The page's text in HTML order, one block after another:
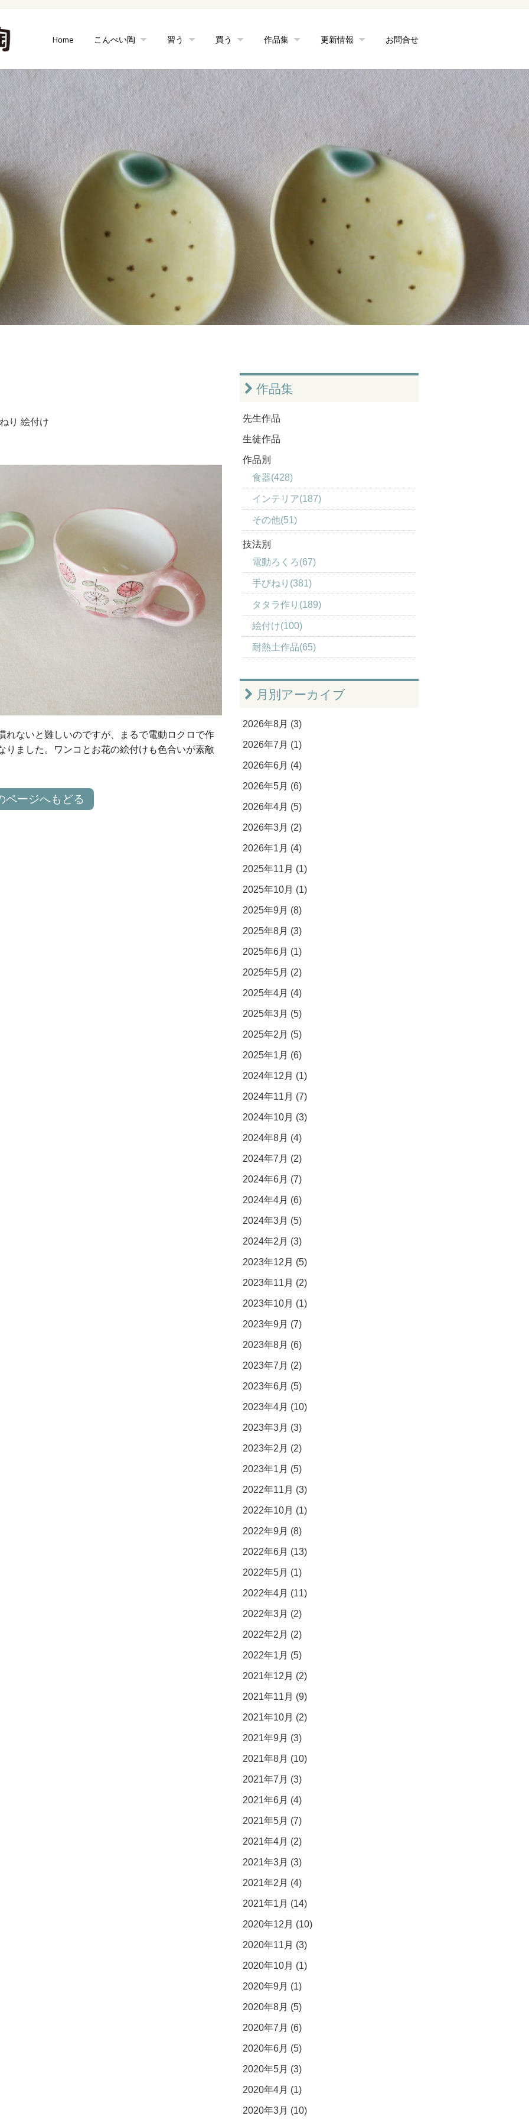
Home こんぺい陶 習う 買う 作品集 更新情報 お問合せ
り 絵付け
れないと難しいのですが、まるで電動ロクロで作
りました。ワンコとお花の絵付けも色合いが素敵
ページへもどる
作品集
先生作品
生徒作品
作品別
食器(428)
インテリア(187)
その他(51)
技法別
電動ろくろ(67)
手びねり(381)
タタラ作り(189)
絵付け(100)
耐熱土作品(65)
月別アーカイブ
2026年8月 (3)
2026年7月 (1)
2026年6月 (4)
2026年5月 (6)
2026年4月 (5)
2026年3月 (2)
2026年1月 (4)
2025年11月 (1)
2025年10月 (1)
2025年9月 (8)
2025年8月 (3)
2025年6月 (1)
2025年5月 (2)
2025年4月 (4)
2025年3月 (5)
2025年2月 (5)
2025年1月 (6)
2024年12月 (1)
2024年11月 (7)
2024年10月 (3)
2024年8月 (4)
2024年7月 (2)
2024年6月 (7)
2024年4月 (6)
2024年3月 (5)
2024年2月 (3)
2023年12月 (5)
2023年11月 (2)
2023年10月 (1)
2023年9月 (7)
2023年8月 (6)
2023年7月 (2)
2023年6月 (5)
2023年4月 (10)
2023年3月 (3)
2023年2月 (2)
2023年1月 (5)
2022年11月 (3)
2022年10月 (1)
2022年9月 (8)
2022年6月 (13)
2022年5月 (1)
2022年4月 (11)
2022年3月 (2)
2022年2月 (2)
2022年1月 (5)
2021年12月 (2)
2021年11月 (9)
2021年10月 (2)
2021年9月 (3)
2021年8月 (10)
2021年7月 (3)
2021年6月 (4)
2021年5月 (7)
2021年4月 (2)
2021年3月 (3)
2021年2月 (4)
2021年1月 (14)
2020年12月 (10)
2020年11月 (3)
2020年10月 (1)
2020年9月 (1)
2020年8月 (5)
2020年7月 (6)
2020年6月 (5)
2020年5月 (3)
2020年4月 (1)
2020年3月 (10)